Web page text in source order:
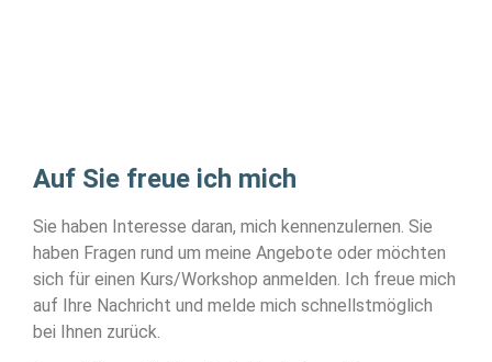
Auf Sie freue ich mich
Sie haben Interesse daran, mich kennenzulernen. Sie
haben Fragen rund um meine Angebote oder möchten
sich für einen Kurs/Workshop anmelden. Ich freue mich
auf Ihre Nachricht und melde mich schnellstmöglich
bei Ihnen zurück.